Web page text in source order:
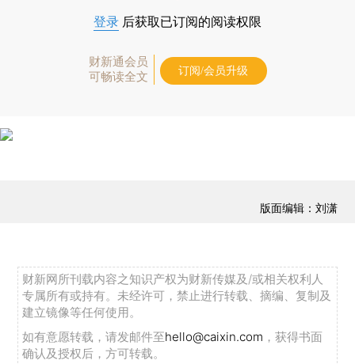
登录 后获取已订阅的阅读权限
财新通会员
可畅读全文
订阅/会员升级
版面编辑：刘潇
财新网所刊载内容之知识产权为财新传媒及/或相关权利人
专属所有或持有。未经许可，禁止进行转载、摘编、复制及
建立镜像等任何使用。
如有意愿转载，请发邮件至hello@caixin.com ，获得书面
确认及授权后，方可转载。